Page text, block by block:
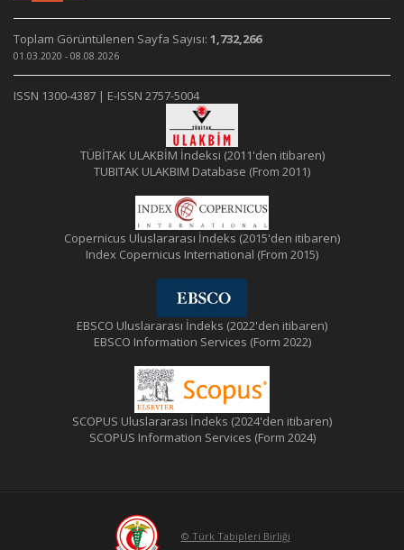
Toplam Görüntülenen Sayfa Sayısı: 1,732,266
01.03.2020 - 08.08.2026
ISSN 1300-4387 | E-ISSN 2757-5004
TÜBİTAK ULAKBİM İndeksi (2011'den itibaren)
TUBITAK ULAKBIM Database (From 2011)
Copernicus Uluslararası İndeks (2015'den itibaren)
Index Copernicus International (From 2015)
EBSCO Uluslararası İndeks (2022'den itibaren)
EBSCO Information Services (Form 2022)
SCOPUS Uluslararası İndeks (2024'den itibaren)
SCOPUS Information Services (Form 2024)
© Türk Tabipleri Birliği